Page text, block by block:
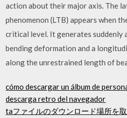
action about their major axis. The
phenomenon (LTB) appears when
critical level. It generates suddenly
bending deformation and a
along the unrestrained length of
cómo descargar un álbum de
descarga retro del navegador
taファイルのダウンロード場所を